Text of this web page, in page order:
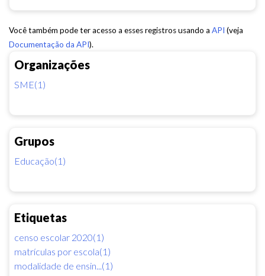
Organizações
SME(1)
Grupos
Educação(1)
Etiquetas
censo escolar 2020(1)
matrículas por escola(1)
modalidade de ensin...(1)
Você também pode ter acesso a esses registros usando a API (veja
Documentação da API).